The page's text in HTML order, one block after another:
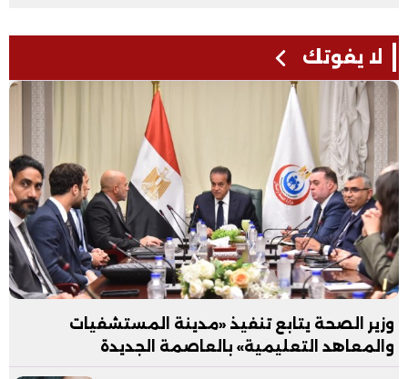
لا يفوتك
وزير الصحة يتابع تنفيذ «مدينة المستشفيات
والمعاهد التعليمية» بالعاصمة الجديدة